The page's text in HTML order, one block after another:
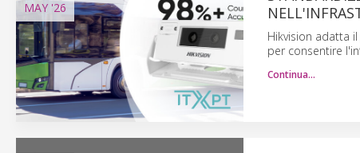
MAY '26
Hikvision adatta
per consentire
Continua…